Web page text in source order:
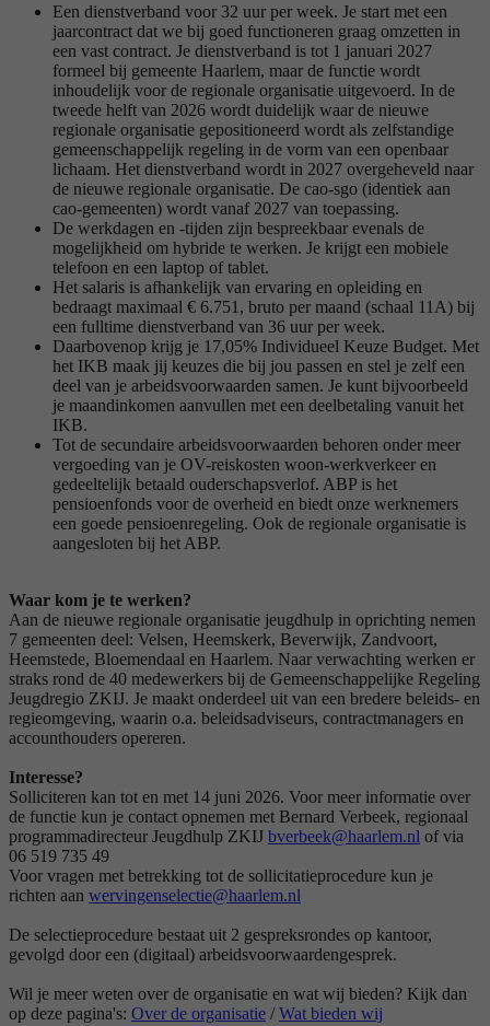
Een dienstverband voor 32 uur per week. Je start met een
jaarcontract dat we bij goed functioneren graag omzetten in
een vast contract. Je dienstverband is tot 1 januari 2027
formeel bij gemeente Haarlem, maar de functie wordt
inhoudelijk voor de regionale organisatie uitgevoerd. In de
tweede helft van 2026 wordt duidelijk waar de nieuwe
regionale organisatie gepositioneerd wordt als zelfstandige
gemeenschappelijk regeling in de vorm van een openbaar
lichaam. Het dienstverband wordt in 2027 overgeheveld naar
de nieuwe regionale organisatie. De cao-sgo (identiek aan
cao-gemeenten) wordt vanaf 2027 van toepassing.
De werkdagen en -tijden zijn bespreekbaar evenals de
mogelijkheid om hybride te werken. Je krijgt een mobiele
telefoon en een laptop of tablet.
Het salaris is afhankelijk van ervaring en opleiding en
bedraagt maximaal € 6.751, bruto per maand (schaal 11A) bij
een fulltime dienstverband van 36 uur per week.
Daarbovenop krijg je 17,05% Individueel Keuze Budget. Met
het IKB maak jij keuzes die bij jou passen en stel je zelf een
deel van je arbeidsvoorwaarden samen. Je kunt bijvoorbeeld
je maandinkomen aanvullen met een deelbetaling vanuit het
IKB.
Tot de secundaire arbeidsvoorwaarden behoren onder meer
vergoeding van je OV-reiskosten woon-werkverkeer en
gedeeltelijk betaald ouderschapsverlof. ABP is het
pensioenfonds voor de overheid en biedt onze werknemers
een goede pensioenregeling. Ook de regionale organisatie is
aangesloten bij het ABP.
Waar kom je te werken?
Aan de nieuwe regionale organisatie jeugdhulp in oprichting nemen
7 gemeenten deel: Velsen, Heemskerk, Beverwijk, Zandvoort,
Heemstede, Bloemendaal en Haarlem. Naar verwachting werken er
straks rond de 40 medewerkers bij de Gemeenschappelijke Regeling
Jeugdregio ZKIJ. Je maakt onderdeel uit van een bredere beleids- en
regieomgeving, waarin o.a. beleidsadviseurs, contractmanagers en
accounthouders opereren.
Interesse?
Solliciteren kan tot en met 14 juni 2026. Voor meer informatie over
de functie kun je contact opnemen met Bernard Verbeek, regionaal
programmadirecteur Jeugdhulp ZKIJ bverbeek@haarlem.nl of via
06 519 735 49
Voor vragen met betrekking tot de sollicitatieprocedure kun je
richten aan wervingenselectie@haarlem.nl
De selectieprocedure bestaat uit 2 gespreksrondes op kantoor,
gevolgd door een (digitaal) arbeidsvoorwaardengesprek.
Wil je meer weten over de organisatie en wat wij bieden? Kijk dan
op deze pagina's: Over de organisatie /Wat bieden wij